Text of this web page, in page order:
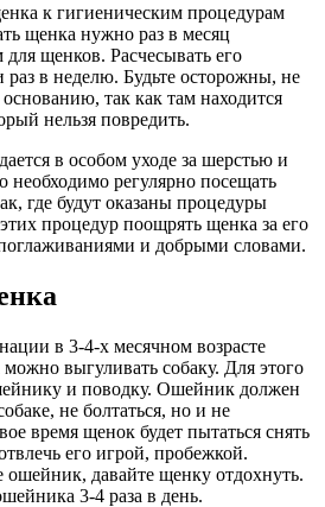
к гигиеническим процедурам
щенка нужно раз в месяц
щенков. Расчесывать его
раз в неделю. Будьте осторожны, не
так как там находится
нельзя повредить.
в особом уходе за шерстью и
необходимо регулярно посещать
где будут оказаны процедуры
процедур поощрять щенка за его
и добрыми словами.
в 3-4-х месячном возрасте
можно выгуливать собаку. Для этого
и поводку. Ошейник должен
не болтаться, но и не
время щенок будет пытаться снять
его игрой, пробежкой.
давайте щенку отдохнуть.
3-4 раза в день.